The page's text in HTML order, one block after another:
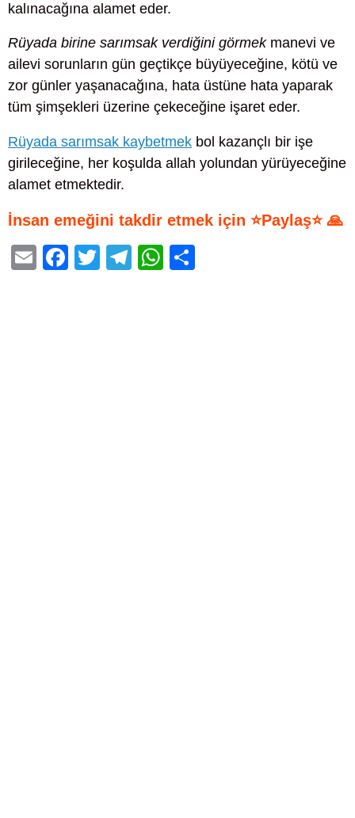
kalınacağına alamet eder.
Rüyada birine sarımsak verdiğini görmekmanevi ve
ailevi sorunların gün geçtikçe büyüyeceğine, kötü ve
zor günler yaşanacağına, hata üstüne hata yaparak
tüm şimşekleri üzerine çekeceğine işaret eder.
Rüyada sarımsak kaybetmek bol kazançlı bir işe
girileceğine, her koşulda allah yolundan yürüyeceğine
alamet etmektedir.
İnsan emeğini takdir etmek için ⭐Paylaş⭐ 🙏
E
F
T
T
W